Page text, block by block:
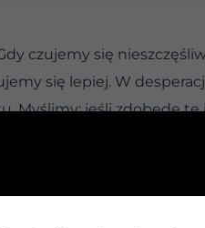
czujemy się
się lepiej. W
Myślimy: jeśli zdobędę
problemu poprawia
Bliscy ludzie w naszym
czuć się dobrze z samym